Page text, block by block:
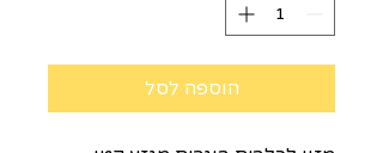
הוספה לסל